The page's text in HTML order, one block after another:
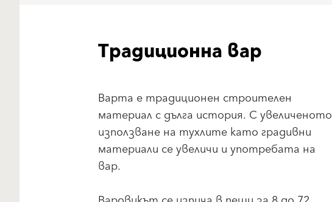
Традиционна вар
Варта е традиционен строителен
материал с дълга история. С увеличеното
използване на тухлите като градивни
материали се увеличи и употребата на
вар.